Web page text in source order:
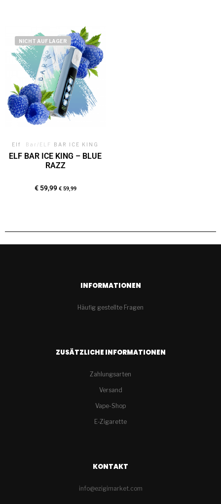
NICHT AUF LAGER
Elf Bar/ELF BAR ICE KING
ELF BAR ICE KING – BLUE
RAZZ
€59,99 €59,99
INFORMATIONEN
Häufig gestellte Fragen
ZUSÄTZLICHE INFORMATIONEN
Zahlungsarten
Versand
Vape-Shop
E-Zigarette
KONTAKT
info@ezigimarket.com